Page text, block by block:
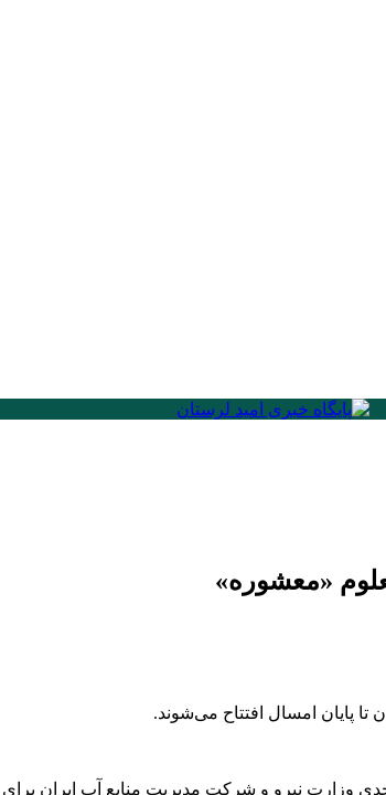
«معشوره»
پایان امسال افتتاح می‌شوند.
وزارت نیرو و شرکت مدیریت منابع آب ایران